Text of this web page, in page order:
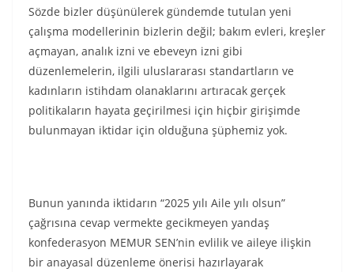
Sözde bizler düşünülerek gündemde tutulan yeni
çalışma modellerinin bizlerin değil; bakım evleri, kreşler
açmayan, analık izni ve ebeveyn izni gibi
düzenlemelerin, ilgili uluslararası standartların ve
kadınların istihdam olanaklarını artıracak gerçek
politikaların hayata geçirilmesi için hiçbir girişimde
bulunmayan iktidar için olduğuna şüphemiz yok.
Bunun yanında iktidarın “2025 yılı Aile yılı olsun”
çağrısına cevap vermekte gecikmeyen yandaş
konfederasyon MEMUR SEN’nin evlilik ve aileye ilişkin
bir anayasal düzenleme önerisi hazırlayarak